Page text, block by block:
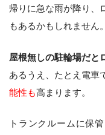
帰りに急な雨が降り、
もあるかもしれません。
屋根無しの駐輪場だと
あるうえ、たとえ電車
能性も高まります。
トランクルームに保